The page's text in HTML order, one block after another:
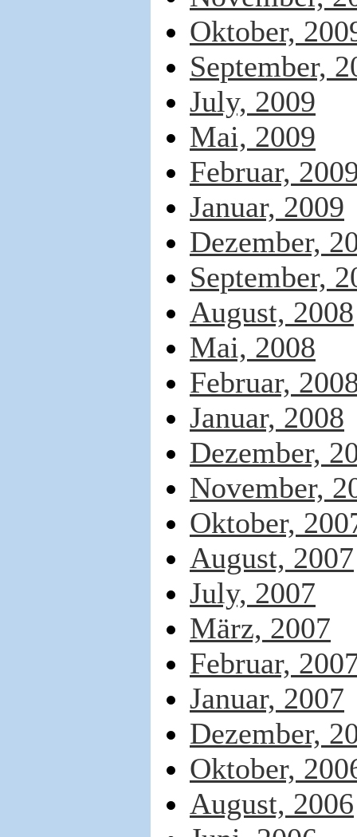
Oktober,
September,
July, 2009
Mai, 2009
Februar,
Januar, 2009
Dezember,
September,
August, 2008
Mai, 2008
Februar,
Januar, 2008
Dezember,
November,
Oktober,
August, 2007
July, 2007
März, 2007
Februar,
Januar, 2007
Dezember,
Oktober,
August, 2006